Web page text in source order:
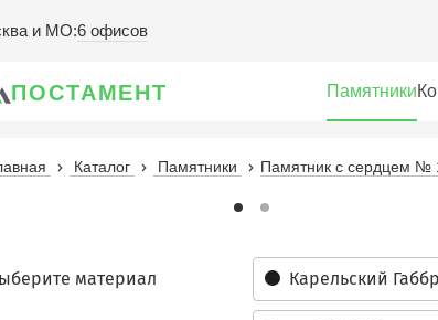
и МО:6 офисов
ПОСТАМЕНТ Памятники
Каталог Памятники Памятник с сердцем №
Карельский
материал